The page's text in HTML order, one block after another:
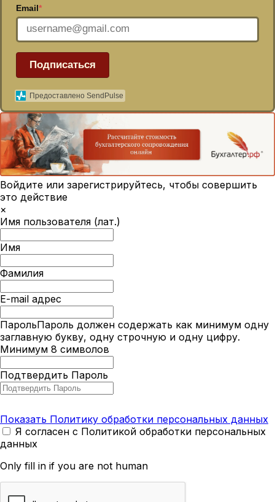
Email*
Подписаться
Предоставлено SendPulse
Войдите или зарегистрируйтесь, чтобы совершить
это действие
×
Имя пользователя (лат.)
Имя
Фамилия
E-mail адрес
ПарольПароль должен содержать как минимум одну
заглавную букву, одну строчную и одну цифру.
Минимум 8 символов
Подтвердить Пароль
Показать Политику обработки персональных данных
Я согласен с Политикой обработки персональных
данных
Only fill in if you are not human